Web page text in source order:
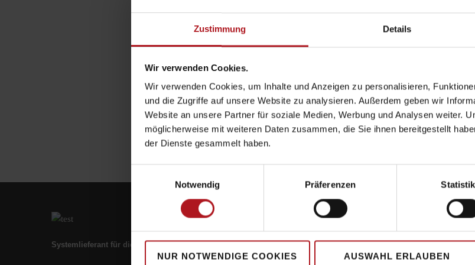
Zustimmung Details
Wir verwenden Cookies.
Wir verwenden Cookies, um Inhalte und Anzeigen zu personalisieren,
und die Zugriffe auf unsere Website zu analysieren. Außerdem geben wir
Website an unsere Partner für soziale Medien, Werbung und Analysen weiter.
möglicherweise mit weiteren Daten zusammen, die Sie ihnen bereitgestellt
der Dienste gesammelt haben.
Notwendig
Präferenzen
NUR NOTWENDIGE COOKIES AUSWAHL ERLAUBEN
Systemlieferant für die Zukunft. Hauptsitz